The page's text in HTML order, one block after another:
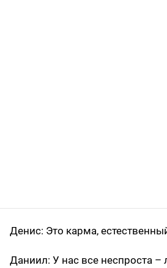
Денис: Это карма,
Даниил: У нас все неспроста –